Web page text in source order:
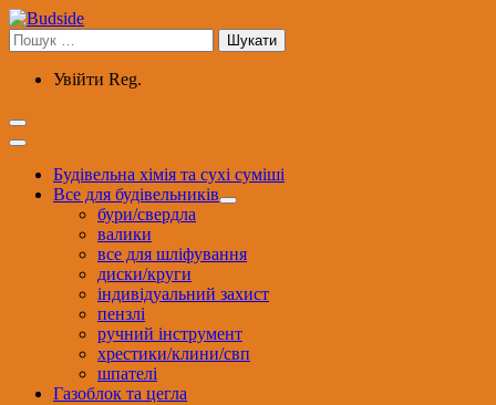
Перейти
до
вмісту
Пошук:
Увійти Reg.
Будівельна хімія та сухі суміші
Все для будівельників
бури/свердла
валики
все для шліфування
диски/круги
індивідуальний захист
пензлі
ручний інструмент
хрестики/клини/свп
шпателі
Газоблок та цегла